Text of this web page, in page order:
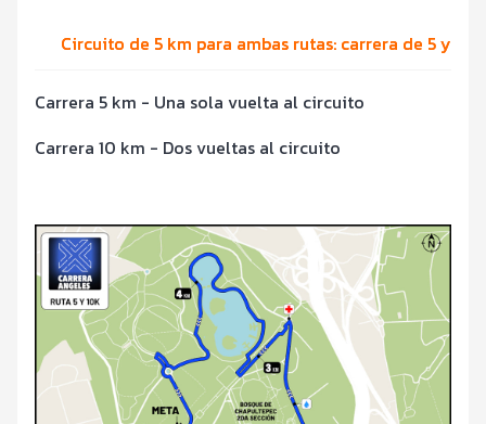
Circuito de 5 km para ambas rutas: carrera de 5 y 10
Carrera 5 km - Una sola vuelta al circuito
Carrera 10 km - Dos vueltas al circuito